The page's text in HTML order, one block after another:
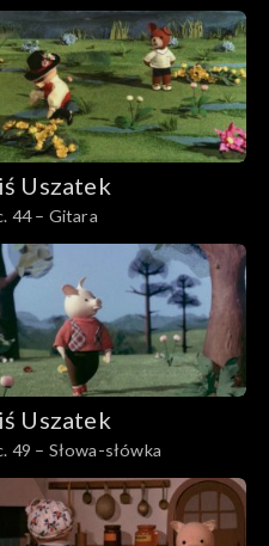
Uszatek
44 – Gitara
Uszatek
49 – Słowa-słówka